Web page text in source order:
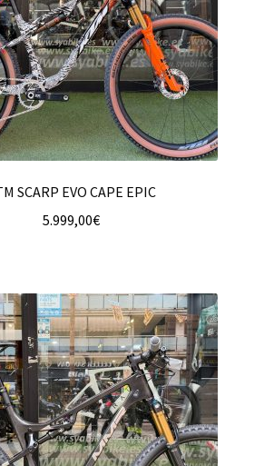
SCARP EVO CAPE EPIC
5.999,00€